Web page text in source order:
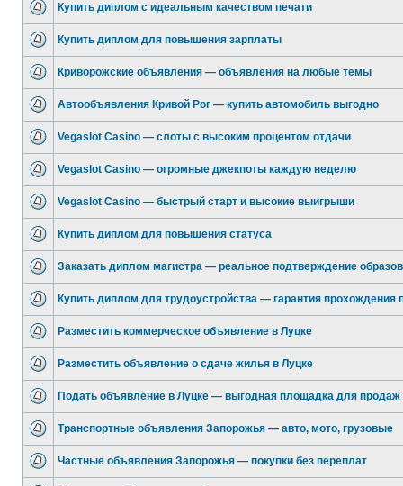
Купить диплом с идеальным качеством печати
Купить диплом для повышения зарплаты
Криворожские объявления — объявления на любые темы
Автообъявления Кривой Рог — купить автомобиль выгодно
Vegaslot Casino — слоты с высоким процентом отдачи
Vegaslot Casino — огромные джекпоты каждую неделю
Vegaslot Casino — быстрый старт и высокие выигрыши
Купить диплом для повышения статуса
Заказать диплом магистра — реальное подтверждение
Купить диплом для трудоустройства — гарантия прохождения
Разместить коммерческое объявление в Луцке
Разместить объявление о сдаче жилья в Луцке
Подать объявление в Луцке — выгодная площадка для продаж
Транспортные объявления Запорожья — авто, мото, грузовые
Частные объявления Запорожья — покупки без переплат